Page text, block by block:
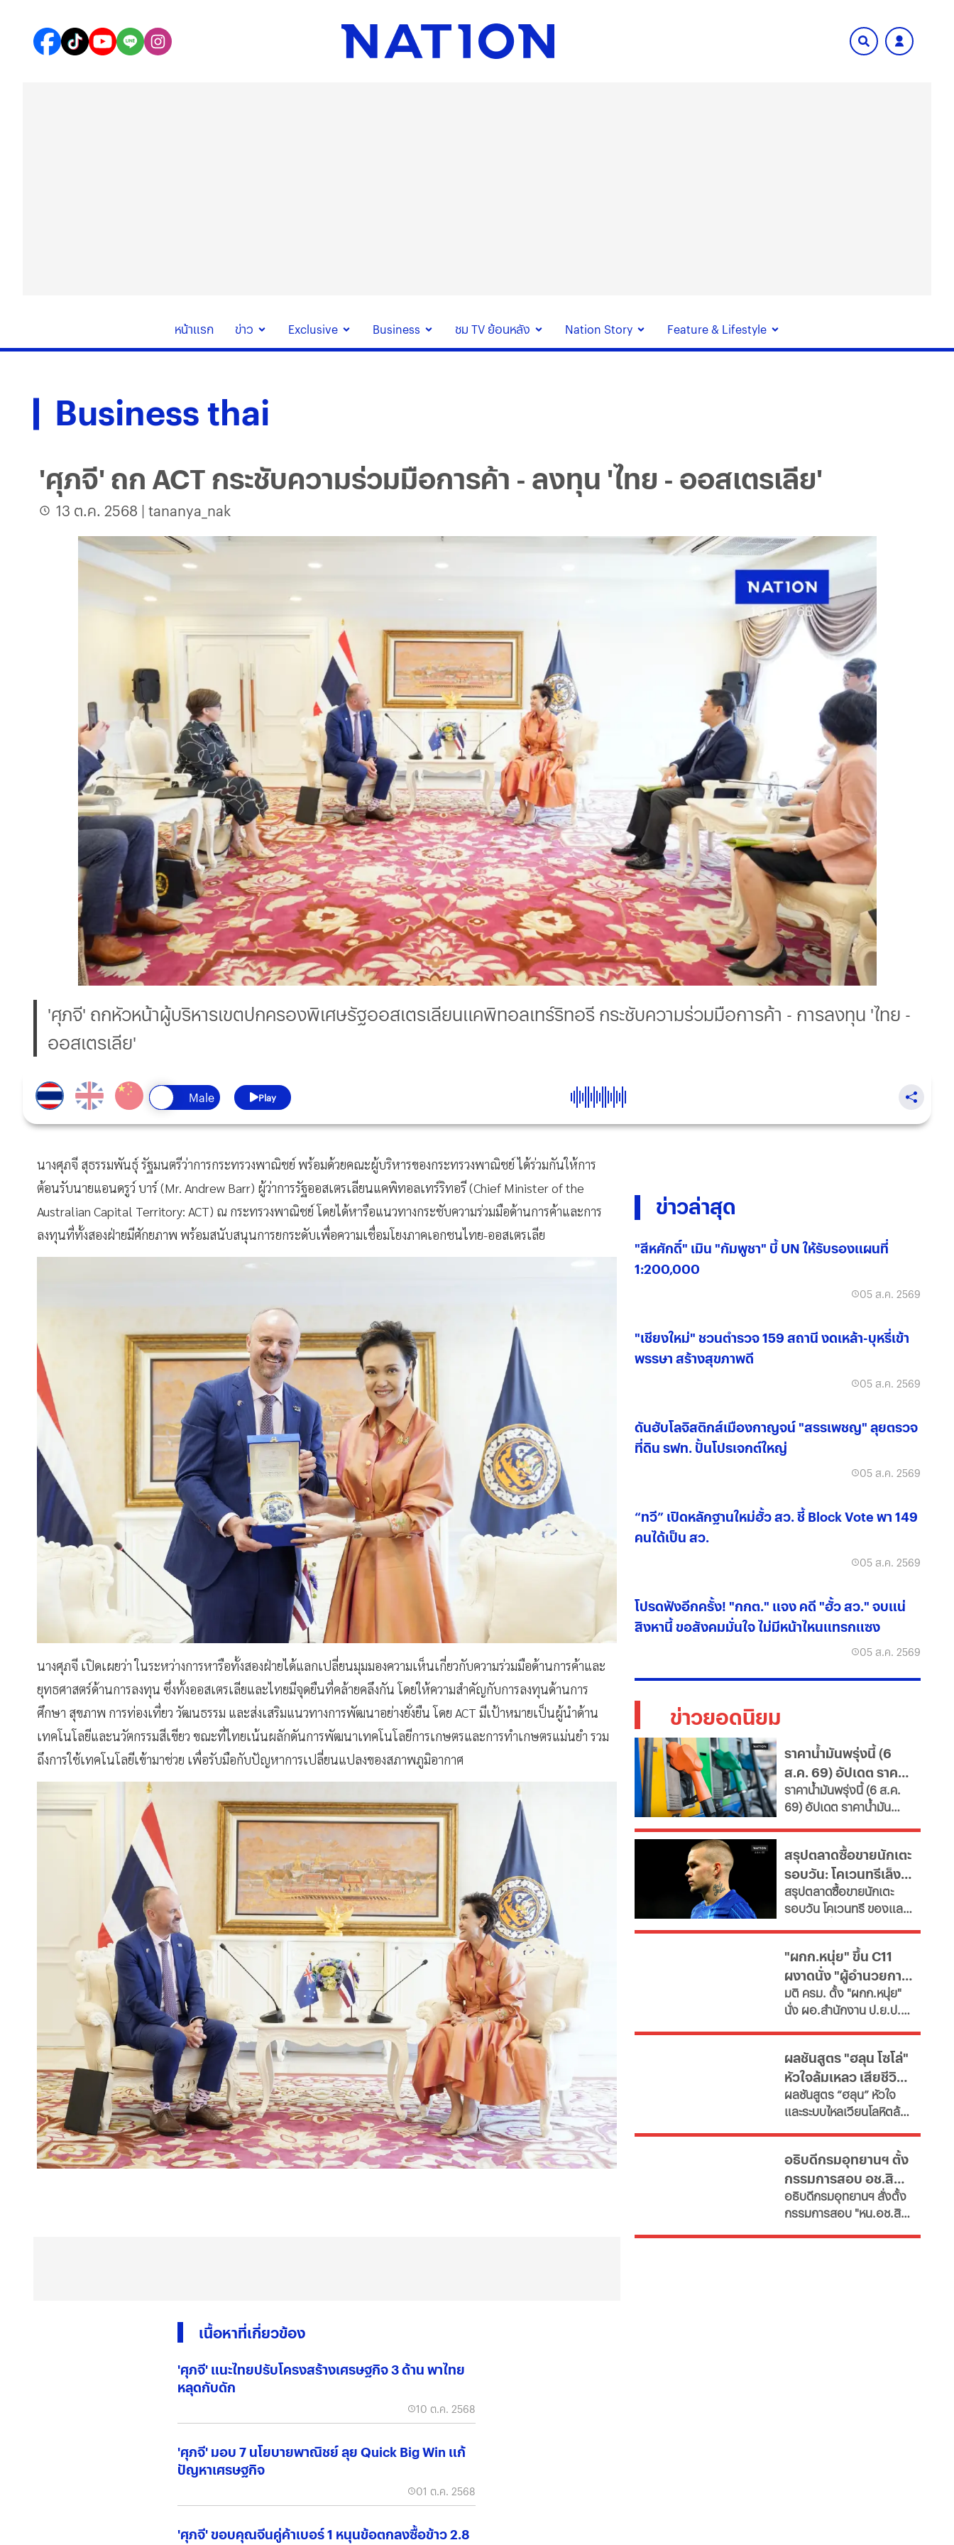
หน้าแรก ข่าว Exclusive Business ชม TV ย้อนหลัง Nation Story Feature & Lifestyle
Business thai
'ศุภจี' ถก ACT กระชับความร่วมมือการค้า - ลงทุน 'ไทย - ออสเตรเลีย'
13 ต.ค. 2568 | tananya_nak
'ศุภจี' ถกหัวหน้าผู้บริหารเขตปกครองพิเศษรัฐออสเตรเลียนแคพิทอลเทร์ริทอรี กระชับความร่วมมือการค้า - การลงทุน 'ไทย -
ออสเตรเลีย'
Play
นางศุภจี สุธรรมพันธุ์ รัฐมนตรีว่าการกระทรวงพาณิชย์ พร้อมด้วยคณะผู้บริหารของกระทรวงพาณิชย์ ได้ร่วมกันให้การ
ต้อนรับนายแอนดรูว์ บาร์ (Mr. Andrew Barr) ผู้ว่าการรัฐออสเตรเลียนแคพิทอลเทร์ริทอรี (Chief Minister of the
Australian Capital Territory: ACT) ณ กระทรวงพาณิชย์ โดยได้หารือแนวทางกระชับความร่วมมือด้านการค้าและการ
ลงทุนที่ทั้งสองฝ่ายมีศักยภาพ พร้อมสนับสนุนการยกระดับเพื่อความเชื่อมโยงภาคเอกชนไทย-ออสเตรเลีย
นางศุภจี เปิดเผยว่า ในระหว่างการหารือทั้งสองฝ่ายได้แลกเปลี่ยนมุมมองความเห็นเกี่ยวกับความร่วมมือด้านการค้าและ
ยุทธศาสตร์ด้านการลงทุน ซึ่งทั้งออสเตรเลียและไทยมีจุดยืนที่คล้ายคลึงกัน โดยให้ความสำคัญกับการลงทุนด้านการ
ศึกษา สุขภาพ การท่องเที่ยว วัฒนธรรม และส่งเสริมแนวทางการพัฒนาอย่างยั่งยืน โดย ACT มีเป้าหมายเป็นผู้นำด้าน
เทคโนโลยีและนวัตกรรมสีเขียว ขณะที่ไทยเน้นผลักดันการพัฒนาเทคโนโลยีการเกษตรและการทำเกษตรแม่นยำ รวม
ถึงการใช้เทคโนโลยีเข้ามาช่วย เพื่อรับมือกับปัญหาการเปลี่ยนแปลงของสภาพภูมิอากาศ
เนื้อหาที่เกี่ยวข้อง
'ศุภจี' แนะไทยปรับโครงสร้างเศรษฐกิจ 3 ด้าน พาไทย
หลุดกับดัก
10 ต.ค. 2568
'ศุภจี' มอบ 7 นโยบายพาณิชย์ ลุย Quick Big Win แก้
ปัญหาเศรษฐกิจ
01 ต.ค. 2568
'ศุภจี' ขอบคุณจีนคู่ค้าเบอร์ 1 หนุนข้อตกลงซื้อข้าว 2.8
ข่าวล่าสุด
"สีหศักดิ์" เมิน "กัมพูชา" บี้ UN ให้รับรองแผนที่
1:200,000
05 ส.ค. 2569
"เชียงใหม่" ชวนตำรวจ 159 สถานี งดเหล้า-บุหรี่เข้า
พรรษา สร้างสุขภาพดี
05 ส.ค. 2569
ดันฮับโลจิสติกส์เมืองกาญจน์ "สรรเพชญ" ลุยตรวจ
ที่ดิน รฟท. ปั้นโปรเจกต์ใหญ่
05 ส.ค. 2569
“ทวี” เปิดหลักฐานใหม่ฮั้ว สว. ชี้ Block Vote พา 149
คนได้เป็น สว.
05 ส.ค. 2569
โปรดฟังอีกครั้ง! "กกต." แจง คดี "ฮั้ว สว." จบแน่
สิงหานี้ ขอสังคมมั่นใจ ไม่มีหน้าไหนแทรกแซง
05 ส.ค. 2569
ข่าวยอดนิยม
ราคาน้ำมันพรุ่งนี้ (6
ส.ค. 69) อัปเดต ราคา
น้ำมันล่าสุด จากปั๊ม
ใหญ่
ราคาน้ำมันพรุ่งนี้ (6 ส.ค.
69) อัปเดต ราคาน้ำมัน
ขนาดใหญ่ มีทั้งราคาน้ำมัน
ดีเซล เบนซิน และ แก๊สโซ
ฮอล์
สรุปตลาดซื้อขายนักเตะ
รอบวัน: โคเวนทรีเล็ง
"มูดริก" สาลิกาปัดปืน
ซื้อ "กิมาไรส์"
สรุปตลาดซื้อขายนักเตะ
รอบวัน โคเวนทรี ของแลม
ด้านสาลิกาดงปัดข้อเสนอ
แรกจาก อาร์เซนอล ในการ
ล่าตัว "กิมาไรส์" ขณะที่ โค
โม่ ปิดดีล "ชาโลบาห์"
"ผกก.หนุ่ย" ขึ้น C11
ผงาดนั่ง "ผู้อำนวยการ
ป.ย.ป."
มติ ครม. ตั้ง "ผกก.หนุ่ย"
นั่ง ผอ.สำนักงาน ป.ย.ป.
กมธ.งบประมาณ 2570
เสนอยุบเลิกหน่วยงาน
เนื่องจากภารกิจซ้ำซ้อน
ผลชันสูตร "ฮลุน โซโล่"
หัวใจล้มเหลว เสียชีวิต
ยังไม่ตัดปมสารพิษ
ผลชันสูตร “ฮลุน” หัวใจ
และระบบไหลเวียนโลหิตล้ม
พิษและอื่นๆ รอผลตรวจ
จาก "จอร์เจีย" เทียบเคียง
ญาติเตรียมรับร่างกลับ
บำเพ็ญกุศลที่บ้านเกิด
อธิบดีกรมอุทยานฯ ตั้ง
กรรมการสอบ อช.สิมิ
ลัน ให้วีระ พักแรม 4 ปี
ก่อน
อธิบดีกรมอุทยานฯ​ สั่งตั้ง
กรรมการสอบ "หน.อช.สิมิ